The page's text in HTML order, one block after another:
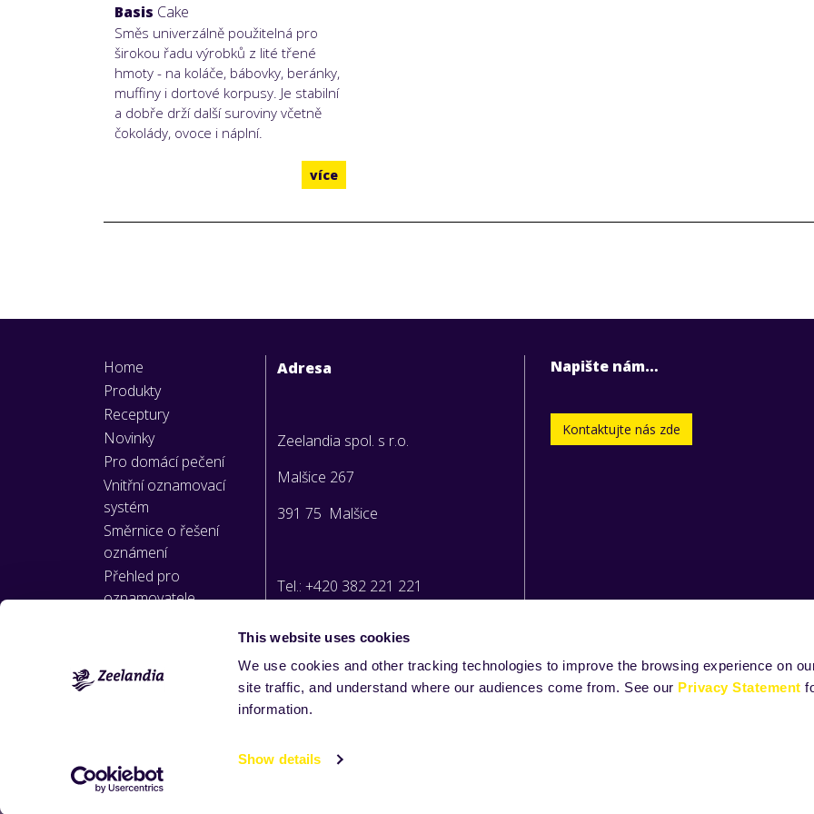
This website uses cookies
We use cookies and other tracking technologies to improve the browsing experience on
site traffic, and understand where our audiences come from. See our Privacy Statement
information.
Show details
Basis Cake
Směs univerzálně použitelná pro
širokou řadu výrobků z lité třené
hmoty - na koláče, bábovky, beránky,
muffiny i dortové korpusy. Je stabilní
a dobře drží další suroviny včetně
čokolády, ovoce i náplní.
více
Home
Produkty
Receptury
Novinky
Pro domácí pečení
Vnitřní oznamovací
systém
Směrnice o řešení
oznámení
Přehled pro
oznamovatele
Adresa
Zeelandia spol. s r.o.
Malšice 267
391 75 Malšice
Tel.: +420 382 221 221
E-mail:
info@zeelandia.cz
Napište nám…
Kontaktujte nás zde